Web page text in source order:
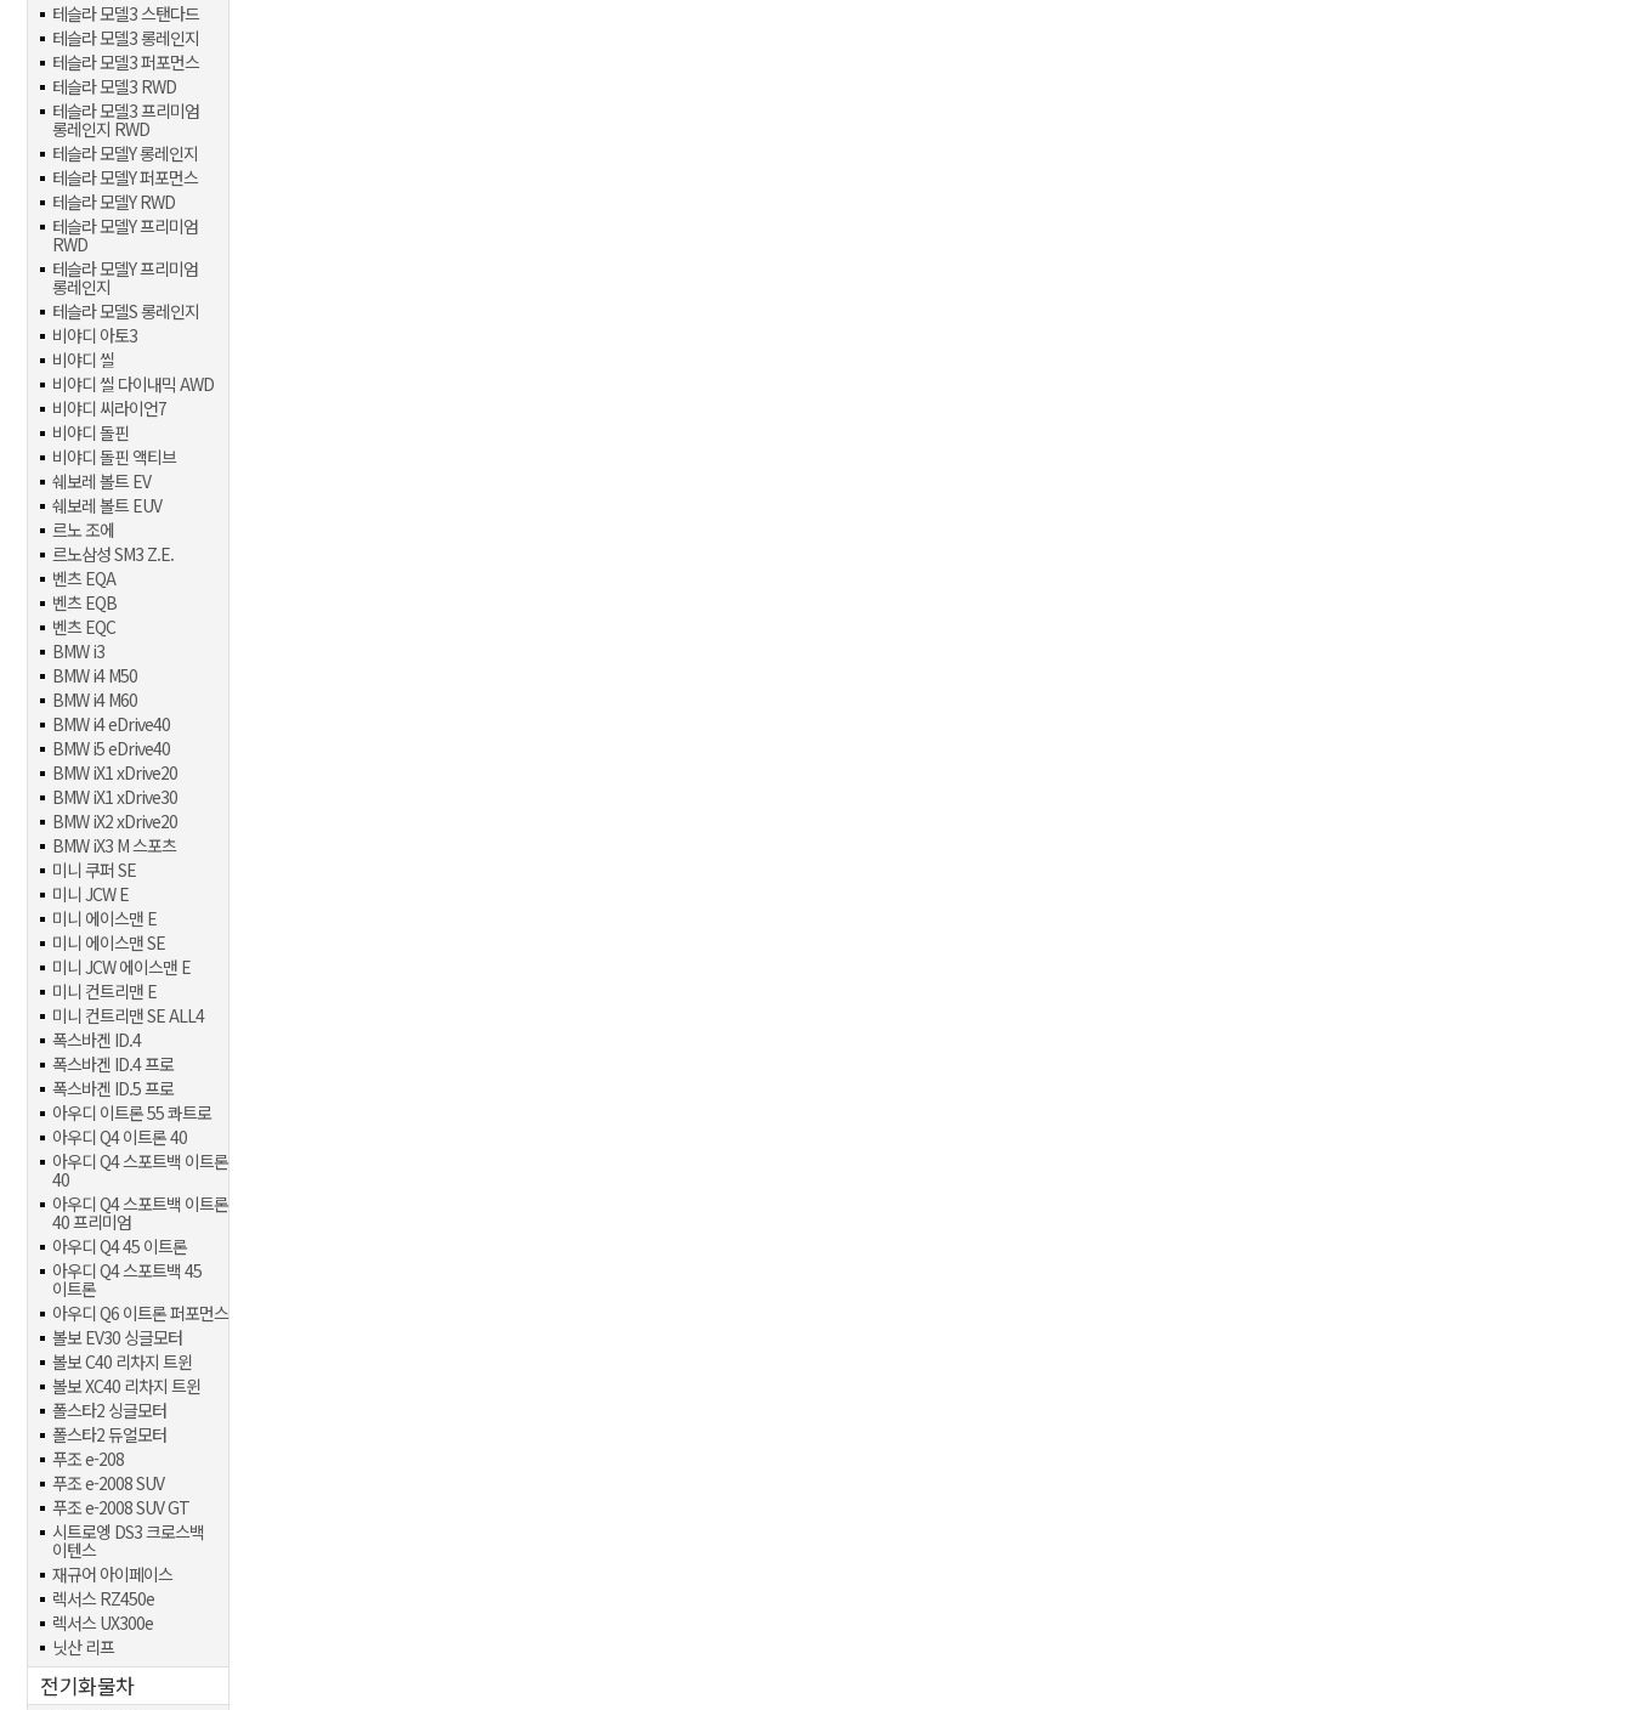
테슬라 모델3 스탠다드
테슬라 모델3 롱레인지
테슬라 모델3 퍼포먼스
테슬라 모델3 RWD
테슬라 모델3 프리미엄
롱레인지 RWD
테슬라 모델Y 롱레인지
테슬라 모델Y 퍼포먼스
테슬라 모델Y RWD
테슬라 모델Y 프리미엄
RWD
테슬라 모델Y 프리미엄
롱레인지
테슬라 모델S 롱레인지
비야디 아토3
비야디 씰
비야디 씰 다이내믹 AWD
비야디 씨라이언7
비야디 돌핀
비야디 돌핀 액티브
쉐보레 볼트 EV
쉐보레 볼트 EUV
르노 조에
르노삼성 SM3 Z.E.
벤츠 EQA
벤츠 EQB
벤츠 EQC
BMW i3
BMW i4 M50
BMW i4 M60
BMW i4 eDrive40
BMW i5 eDrive40
BMW iX1 xDrive20
BMW iX1 xDrive30
BMW iX2 xDrive20
BMW iX3 M 스포츠
미니 쿠퍼 SE
미니 JCW E
미니 에이스맨 E
미니 에이스맨 SE
미니 JCW 에이스맨 E
미니 컨트리맨 E
미니 컨트리맨 SE ALL4
폭스바겐 ID.4
폭스바겐 ID.4 프로
폭스바겐 ID.5 프로
아우디 이트론 55 콰트로
아우디 Q4 이트론 40
아우디 Q4 스포트백 이트론
40
아우디 Q4 스포트백 이트론
40 프리미엄
아우디 Q4 45 이트론
아우디 Q4 스포트백 45
이트론
아우디 Q6 이트론 퍼포먼스
볼보 EV30 싱글모터
볼보 C40 리차지 트윈
볼보 XC40 리차지 트윈
폴스타2 싱글모터
폴스타2 듀얼모터
푸조 e-208
푸조 e-2008 SUV
푸조 e-2008 SUV GT
시트로엥 DS3 크로스백
이텐스
재규어 아이페이스
렉서스 RZ450e
렉서스 UX300e
닛산 리프
전기화물차